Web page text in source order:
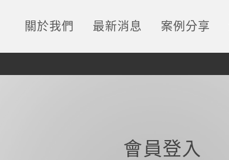
關於我們 最新消息 案例分享
會員登入